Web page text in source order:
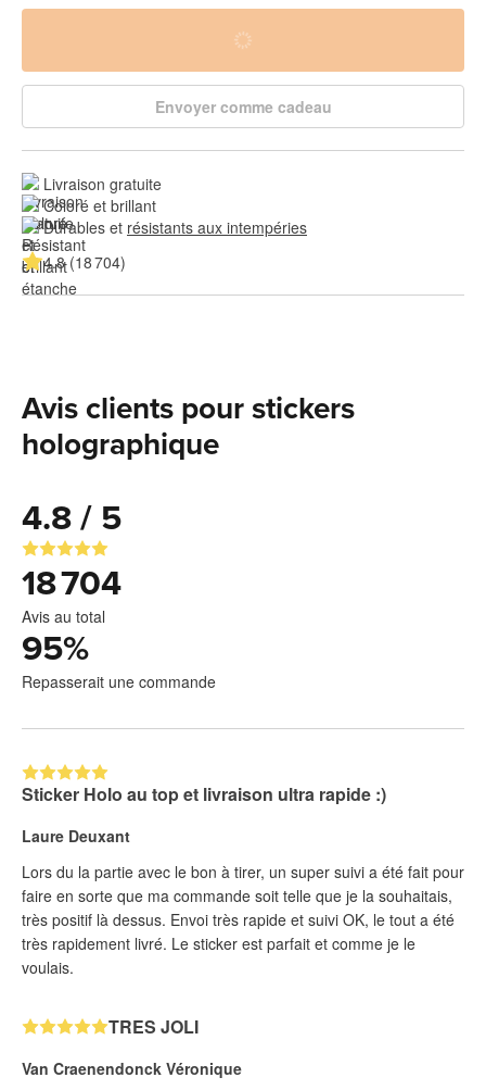
Envoyer comme cadeau
Livraison gratuite
Coloré et brillant
Durables et résistants aux intempéries
4.8 (18 704)
Avis clients pour stickers
holographique
4.8 / 5
18 704
Avis au total
95%
Repasserait une commande
Sticker Holo au top et livraison ultra rapide :)
Laure Deuxant
Lors du la partie avec le bon à tirer, un super suivi a été fait pour
faire en sorte que ma commande soit telle que je la souhaitais,
très positif là dessus. Envoi très rapide et suivi OK, le tout a été
très rapidement livré. Le sticker est parfait et comme je le
voulais.
TRES JOLI
Van Craenendonck Véronique